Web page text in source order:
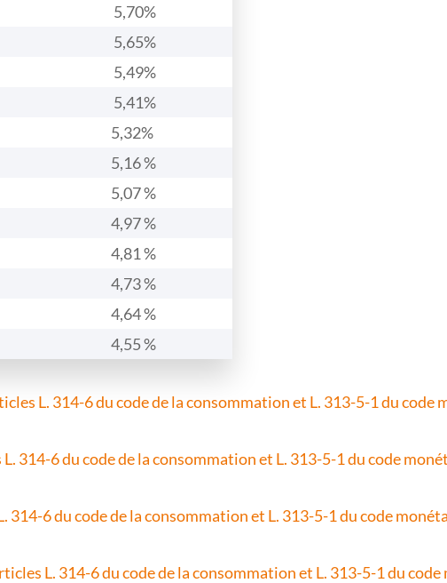
5,70%
5,65%
5,49%
5,41%
5,32%
5,16 %
5,07 %
4,97 %
4,81 %
4,73 %
4,64 %
4,55 %
L. 314-6 du code de la consommation et L. 313-5-1 du code
314-6 du code de la consommation et L. 313-5-1 du code
6 du code de la consommation et L. 313-5-1 du code
L. 314-6 du code de la consommation et L. 313-5-1 du